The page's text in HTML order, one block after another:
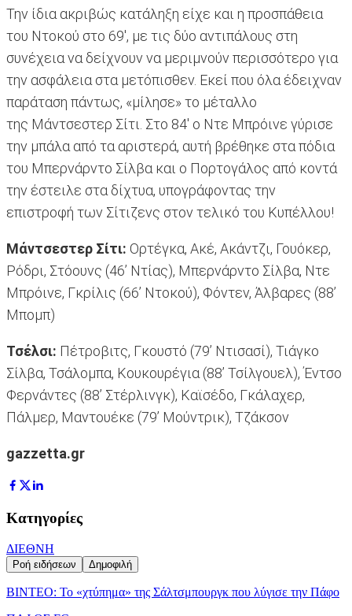
Την ίδια ακριβώς κατάληξη είχε και η προσπάθεια
του Ντοκού στο 69', με τις δύο αντιπάλους στη
συνέχεια να δείχνουν να μεριμνούν περισσότερο για
την ασφάλεια στα μετόπισθεν. Εκεί που όλα έδειχναν
παράταση πάντως, «μίλησε» το μέταλλο
της Μάντσεστερ Σίτι. Στο 84' ο Ντε Μπρόινε γύρισε
την μπάλα από τα αριστερά, αυτή βρέθηκε στα πόδια
του Μπερνάρντο Σίλβα και ο Πορτογάλος από κοντά
την έστειλε στα δίχτυα, υπογράφοντας την
επιστροφή των Σίτιζενς στον τελικό του Κυπέλλου!
Μάντσεστερ Σίτι: Ορτέγκα, Ακέ, Ακάντζι, Γουόκερ,
Ρόδρι, Στόουνς (46’ Ντίας), Μπερνάρντο Σίλβα, Ντε
Μπρόινε, Γκρίλις (66’ Ντοκού), Φόντεν, Άλβαρες (88’
Μπομπ)
Τσέλσι: Πέτροβιτς, Γκουστό (79’ Ντισασί), Τιάγκο
Σίλβα, Τσάλομπα, Κουκουρέγια (88’ Τσίλγουελ), Έντσο
Φερνάντες (88’ Στέρλινγκ), Καϊσέδο, Γκάλαχερ,
Πάλμερ, Μαντουέκε (79’ Μούντρικ), Τζάκσον
gazzetta.gr
Κατηγορίες
ΔΙΕΘΝΗ
Ροή ειδήσεων Δημοφιλή
ΒΙΝΤΕΟ: Το «χτύπημα» της Σάλτσμπουργκ που λύγισε την Πάφο